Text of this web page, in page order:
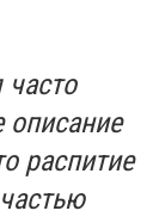
описание
распитие